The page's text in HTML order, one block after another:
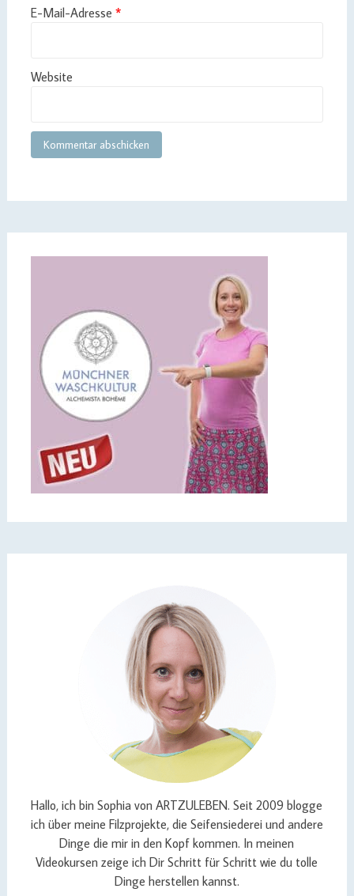
E-Mail-Adresse *
Website
Hallo, ich bin Sophia von ARTZULEBEN. Seit 2009 blogge
ich über meine Filzprojekte, die Seifensiederei und andere
Dinge die mir in den Kopf kommen. In meinen
Videokursen zeige ich Dir Schritt für Schritt wie du tolle
Dinge herstellen kannst.